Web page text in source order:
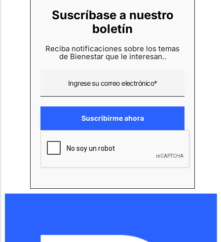
Suscríbase a nuestro
boletín
Reciba notificaciones sobre los temas
de Bienestar que le interesan..